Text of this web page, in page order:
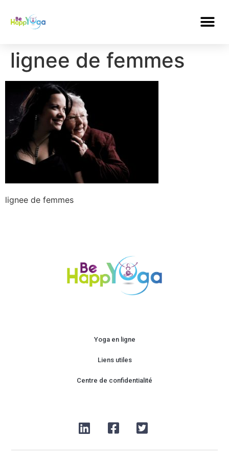
lignee de femmes
lignee de femmes
Yoga en ligne
Liens utiles
Centre de confidentialité